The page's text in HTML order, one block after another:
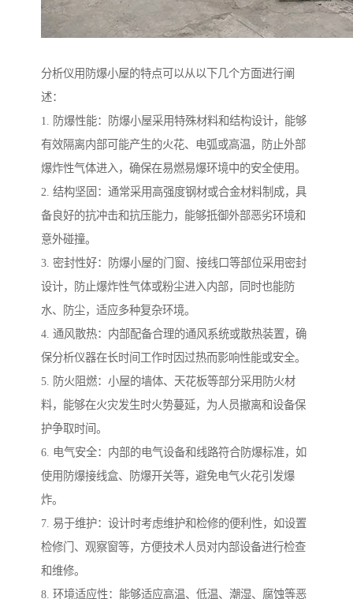
分析仪用防爆小屋的特点可以从以下几个方面进行阐
述：
1. 防爆性能：防爆小屋采用特殊材料和结构设计，能够
有效隔离内部可能产生的火花、电弧或高温，防止外部
爆炸性气体进入，确保在易燃易爆环境中的安全使用。
2. 结构坚固：通常采用高强度钢材或合金材料制成，具
备良好的抗冲击和抗压能力，能够抵御外部恶劣环境和
意外碰撞。
3. 密封性好：防爆小屋的门窗、接线口等部位采用密封
设计，防止爆炸性气体或粉尘进入内部，同时也能防
水、防尘，适应多种复杂环境。
4. 通风散热：内部配备合理的通风系统或散热装置，确
保分析仪器在长时间工作时因过热而影响性能或安全。
5. 防火阻燃：小屋的墙体、天花板等部分采用防火材
料，能够在火灾发生时火势蔓延，为人员撤离和设备保
护争取时间。
6. 电气安全：内部的电气设备和线路符合防爆标准，如
使用防爆接线盒、防爆开关等，避免电气火花引发爆
炸。
7. 易于维护：设计时考虑维护和检修的便利性，如设置
检修门、观察窗等，方便技术人员对内部设备进行检查
和维修。
8. 环境适应性：能够适应高温、低温、潮湿、腐蚀等恶